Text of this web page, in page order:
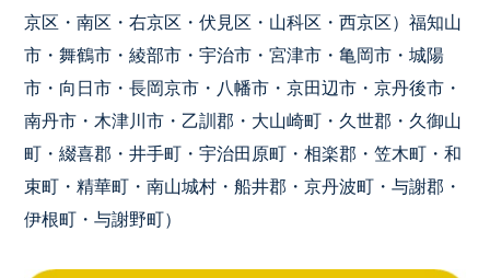
京区・南区・右京区・伏見区・山科区・西京区）福知山
市・舞鶴市・綾部市・宇治市・宮津市・亀岡市・城陽
市・向日市・長岡京市・八幡市・京田辺市・京丹後市・
南丹市・木津川市・乙訓郡・大山崎町・久世郡・久御山
町・綴喜郡・井手町・宇治田原町・相楽郡・笠木町・和
束町・精華町・南山城村・船井郡・京丹波町・与謝郡・
伊根町・与謝野町）